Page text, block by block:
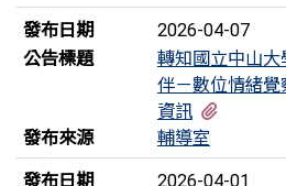
發布日期
2026-04-07
公告標題
轉知國立中山
伴－數位情緒
資訊
發布來源
輔導室
發布日期
2026-04-01